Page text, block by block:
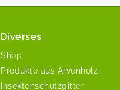
Diverses
Shop
Produkte aus Arvenholz
Insektenschutzgitter